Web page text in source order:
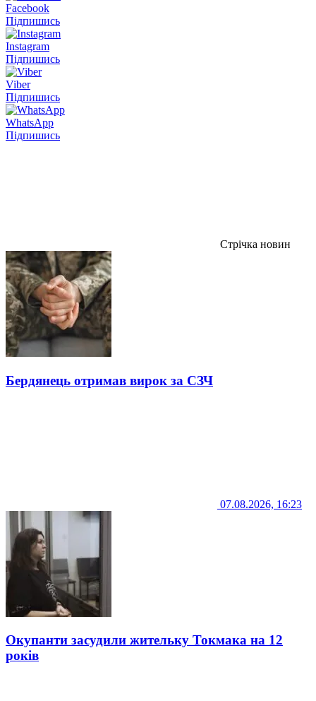
Facebook
Підпишись
Instagram
Підпишись
Viber
Підпишись
WhatsApp
Підпишись
Стрічка новин
Бердянець отримав вирок за СЗЧ
07.08.2026, 16:23
Окупанти засудили жительку Токмака на 12
років